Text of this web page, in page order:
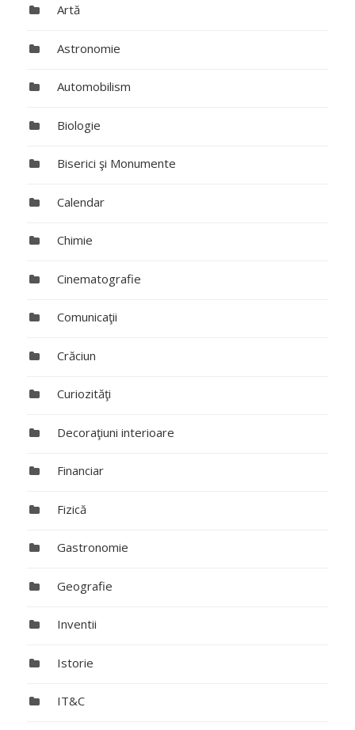
Artă
Astronomie
Automobilism
Biologie
Biserici şi Monumente
Calendar
Chimie
Cinematografie
Comunicaţii
Crăciun
Curiozităţi
Decoraţiuni interioare
Financiar
Fizică
Gastronomie
Geografie
Inventii
Istorie
IT&C